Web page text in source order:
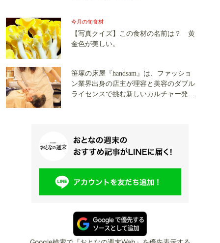
今月の旬食材
【写真クイズ】この食材の名前は？ 黄
金色が美しい。
笹塚の床屋『handsam』は、ファッショ
ン業界出身の店主が理容と美容のダブル
ライセンスで挑む新しいカルチャー発信